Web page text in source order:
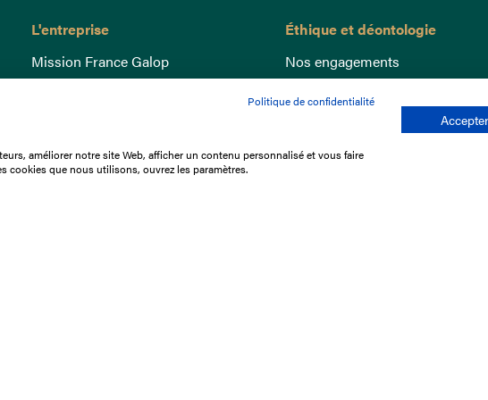
L'entreprise
Mission France Galop
Gouvernance
Comprendre les courses
Docuthèque
Éthique et déontologie
Nos engagements
Lutte anti-dopage
Bien être equin
Index Egalité Femmes-Hommes
Jeu responsable
Politique de confidentialité
améliorer notre site Web, afficher un contenu personnalisé et vous faire
cookies que nous utilisons, ouvrez les paramètres.